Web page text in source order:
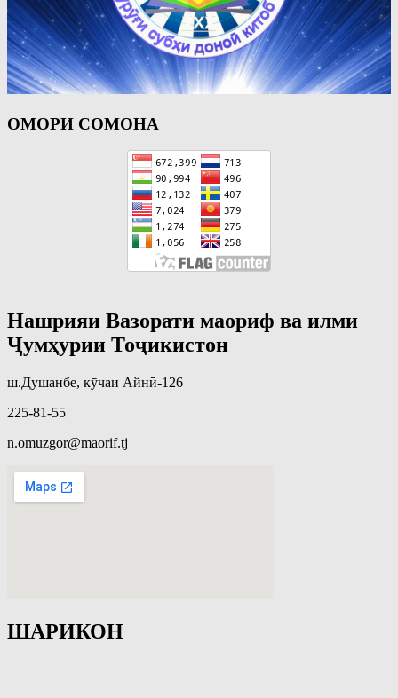
ОМОРИ СОМОНА
Нашрияи Вазорати маориф ва илми
Ҷумҳурии Тоҷикистон
ш.Душанбе, кӯчаи Айнӣ-126
225-81-55
n.omuzgor@maorif.tj
ШАРИКОН